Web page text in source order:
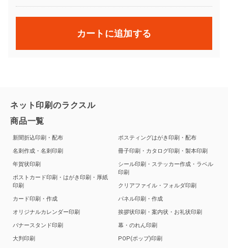
カートに追加する
ネット印刷のラクスル
商品一覧
新聞折込印刷・配布
名刺作成・名刺印刷
年賀状印刷
ポストカード印刷・はがき印刷・厚紙
印刷
カード印刷・作成
オリジナルカレンダー印刷
バナースタンド印刷
大判印刷
ポスティングはがき印刷・配布
冊子印刷・カタログ印刷・製本印刷
シール印刷・ステッカー作成・ラベル
印刷
クリアファイル・フォルダ印刷
パネル印刷・作成
挨拶状印刷・案内状・お礼状印刷
幕・のれん印刷
POP(ポップ)印刷